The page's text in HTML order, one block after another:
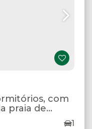
com
praia de
1